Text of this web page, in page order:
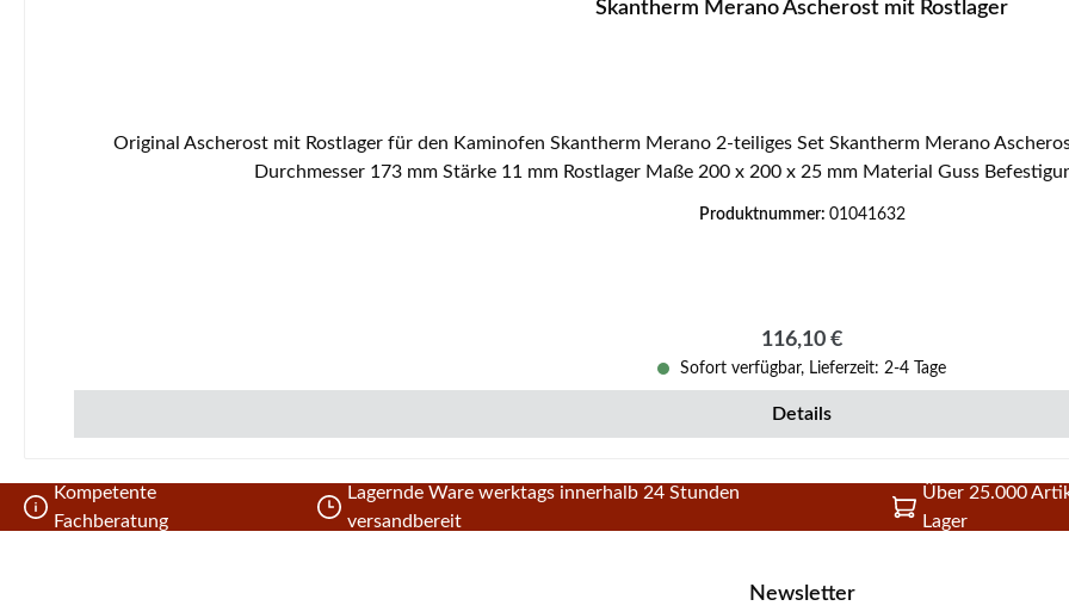
Skantherm Merano Ascherost mit Rostlager
Original Ascherost mit Rostlager für den Kaminofen Skantherm Merano 2-teiliges Set Skantherm Merano Ascherost mit Rostlager Eckdaten: Ascherost Material Guss
Durchmesser 173 mm Stärke 11 mm Rostlager Maße 200 x 200 x 25 mm Material Guss
Produktnummer: 01041632
Regulärer Preis:
116,10 €
Sofort verfügbar, Lieferzeit: 2-4 Tage
Details
Kompetente
Fachberatung
Lagernde Ware werktags innerhalb 24 Stunden
versandbereit
Über 25.000
Lager
Newsletter